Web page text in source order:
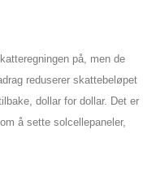
på, men de
reduserer skattebeløpet
dollar for dollar. Det er
å sette solcellepaneler,